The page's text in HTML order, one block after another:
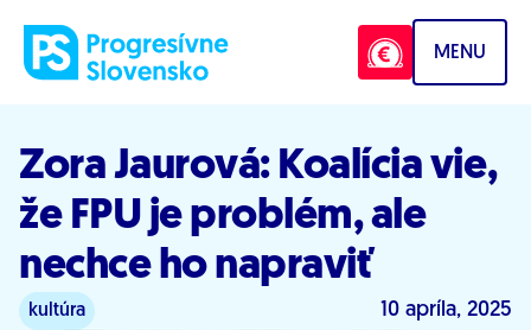
MENU
Zora Jaurová: Koalícia vie,
že FPU je problém, ale
nechce ho napraviť
kultúra 10 apríla, 2025